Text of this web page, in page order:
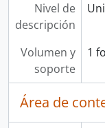
Nivel de
descripción
Volumen y
soporte
1
Área de